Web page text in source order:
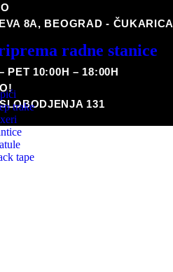
radne stanice
trake
tape
8A, BEOGRAD - ČUKARICA
PET 10:00H – 18:00H
131